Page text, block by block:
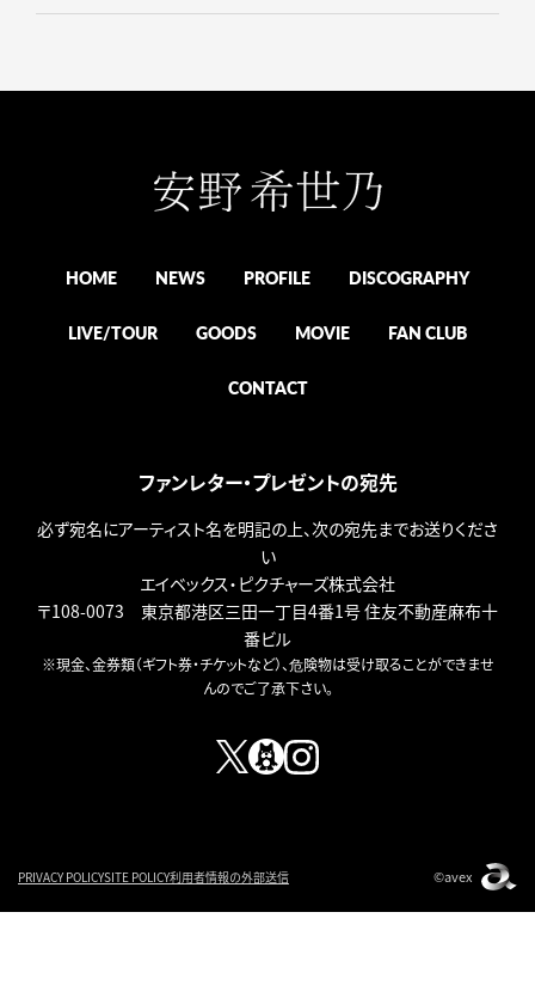
HOME NEWS PROFILE DISCOGRAPHY
LIVE/TOUR GOODS MOVIE FAN CLUB
CONTACT
ファンレター・プレゼントの宛先
必ず宛名にアーティスト名を明記の上、次の宛先までお送りくださ
い
エイベックス・ピクチャーズ株式会社
〒108-0073 東京都港区三田一丁目4番1号 住友不動産麻布十
番ビル
※現金、金券類（ギフト券・チケットなど）、危険物は受け取ることができませ
んのでご了承下さい。
PRIVACY POLICYSITE POLICY利用者情報の外部送信 ©avex